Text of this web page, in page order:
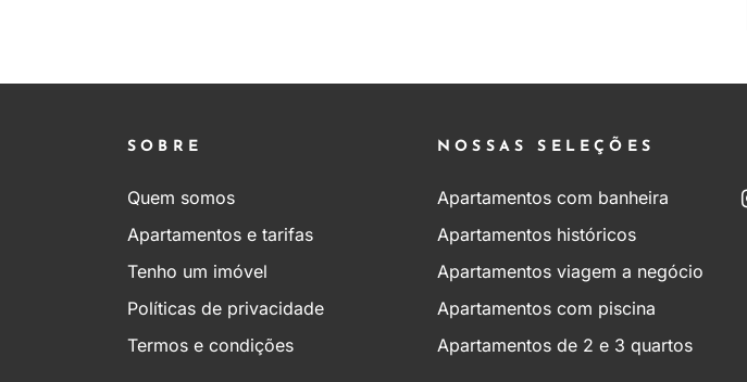
SOBRE
Quem somos
Apartamentos e tarifas
Tenho um imóvel
Políticas de privacidade
Termos e condições
NOSSAS SELEÇÕES
Apartamentos com banheira
Apartamentos históricos
Apartamentos viagem a negócio
Apartamentos com piscina
Apartamentos de 2 e 3 quartos